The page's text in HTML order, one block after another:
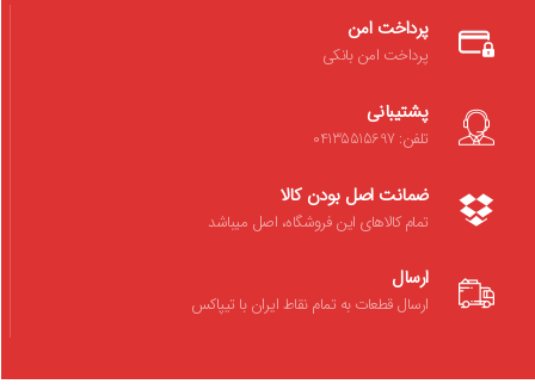
پرداخت امن
پرداخت امن بانکی
پشتیبانی
تلفن: 04135515697
ضمانت اصل بودن کالا
تمام کالاهای این فروشگاه، اصل میباشد
ارسال
ارسال قطعات به تمام نقاط ایران با تیپاکس